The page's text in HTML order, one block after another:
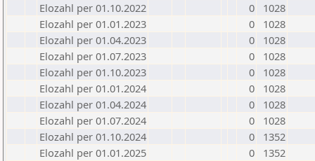
Elozahl per 01.10.2022
0
1028
Elozahl per 01.01.2023
0
1028
Elozahl per 01.04.2023
0
1028
Elozahl per 01.07.2023
0
1028
Elozahl per 01.10.2023
0
1028
Elozahl per 01.01.2024
0
1028
Elozahl per 01.04.2024
0
1028
Elozahl per 01.07.2024
0
1028
Elozahl per 01.10.2024
0
1352
Elozahl per 01.01.2025
0
1352